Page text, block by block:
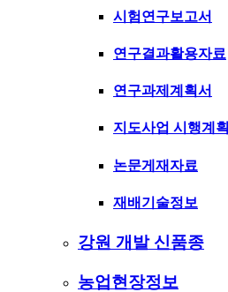
시험연구보고서
연구결과활용자료
연구과제계획서
지도사업 시행계획
논문게재자료
재배기술정보
강원 개발 신품종
농업현장정보